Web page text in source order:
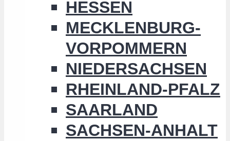
HESSEN
MECKLENBURG-
VORPOMMERN
NIEDERSACHSEN
RHEINLAND-PFALZ
SAARLAND
SACHSEN-ANHALT